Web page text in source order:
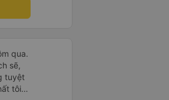
qua.
sẽ,
tuyệt
tôi